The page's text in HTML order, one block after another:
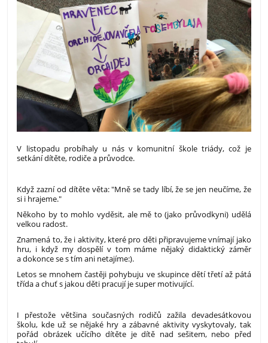
V listopadu probíhaly u nás v komunitní škole triády, což je
setkání dítěte, rodiče a průvodce.
Když zazní od dítěte věta: "Mně se tady líbí, že se jen neučíme, že
si i hrajeme."
Někoho by to mohlo vyděsit, ale mě to (jako průvodkyni) udělá
velkou radost.
Znamená to, že i aktivity, které pro děti připravujeme vnímají jako
hru, i když my dospělí v tom máme nějaký didaktický záměr
a dokonce se s tím ani netajíme:).
Letos se mnohem častěji pohybuju ve skupince dětí třetí až pátá
třída a chuť s jakou děti pracují je super motivující.
I přestože většina současných rodičů zažila devadesátkovou
školu, kde už se nějaké hry a zábavné aktivity vyskytovaly, tak
pořád obrázek učícího dítěte je dítě nad sešitem, nebo před